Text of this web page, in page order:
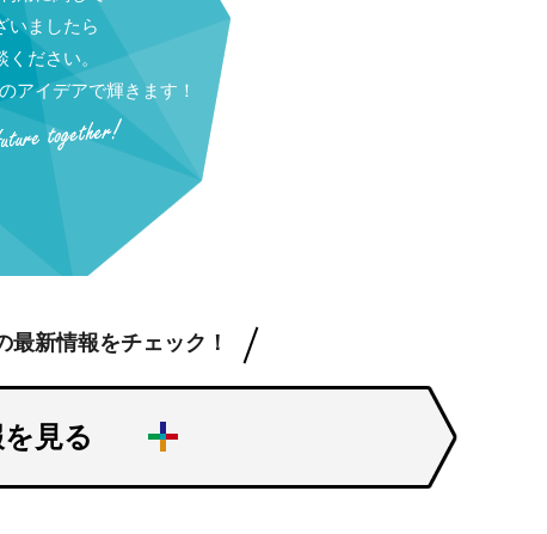
いましたら
ださい。
アイデアで輝きます！
最新情報をチェック！
見る